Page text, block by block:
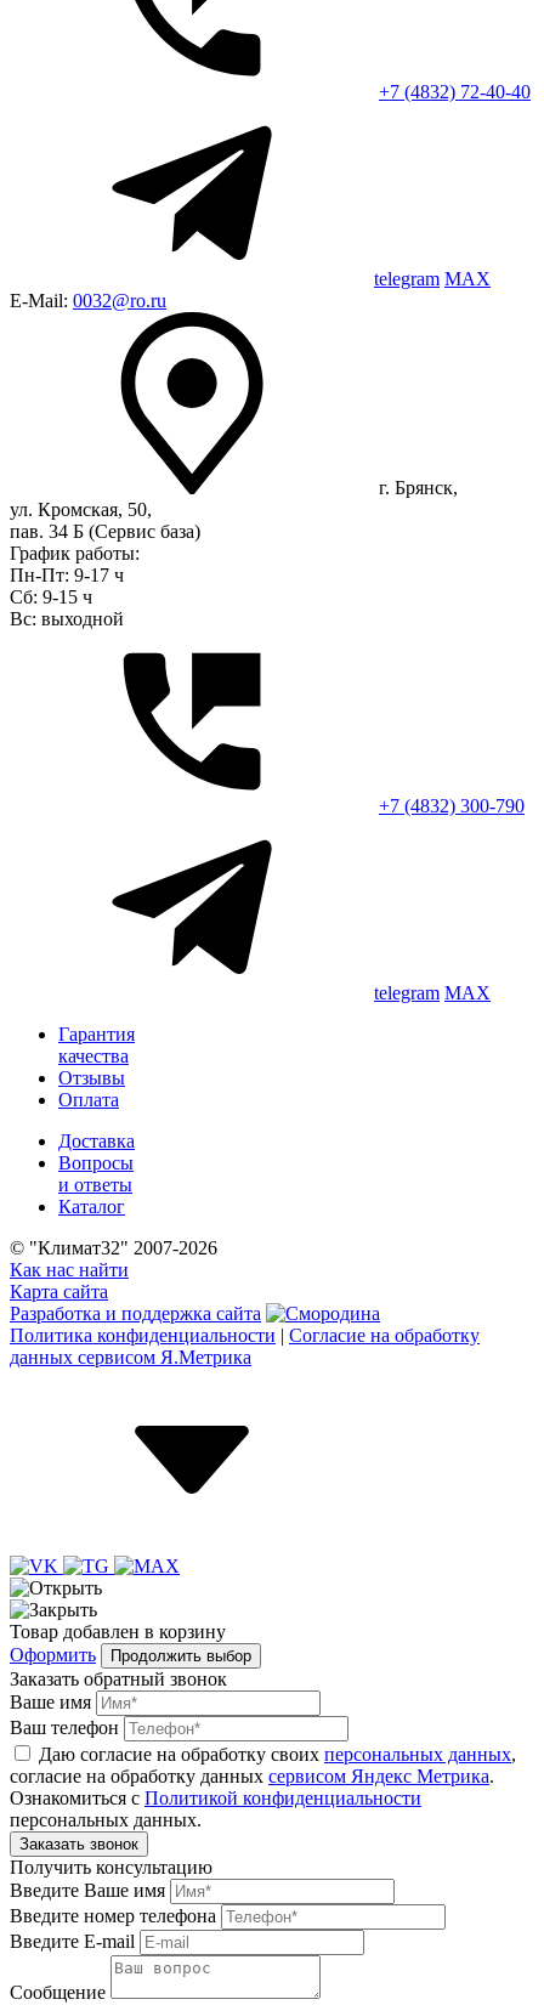
+7 (4832) 72-40-40
telegram MAX
E-Mail: 0032@ro.ru
г. Брянск,
ул. Кромская, 50,
пав. 34 Б (Сервис база)
График работы:
Пн-Пт: 9-17 ч
Сб: 9-15 ч
Вс: выходной
+7 (4832) 300-790
telegram MAX
Гарантия
качества
Отзывы
Оплата
Доставка
Вопросы
и ответы
Каталог
© "Климат32" 2007-2026
Как нас найти
Карта сайта
Разработка и поддержка сайта
Политика конфиденциальности | Согласие на обработку
данных сервисом Я.Метрика
Товар добавлен в корзину
Оформить
Продолжить выбор
Заказать обратный звонок
Ваше имя
Ваш телефон
Даю согласие на обработку своих персональных данных,
согласие на обработку данных сервисом Яндекс Метрика.
Ознакомиться с Политикой конфиденциальности
персональных данных.
Получить консультацию
Введите Ваше имя
Введите номер телефона
Введите E-mail
Сообщение